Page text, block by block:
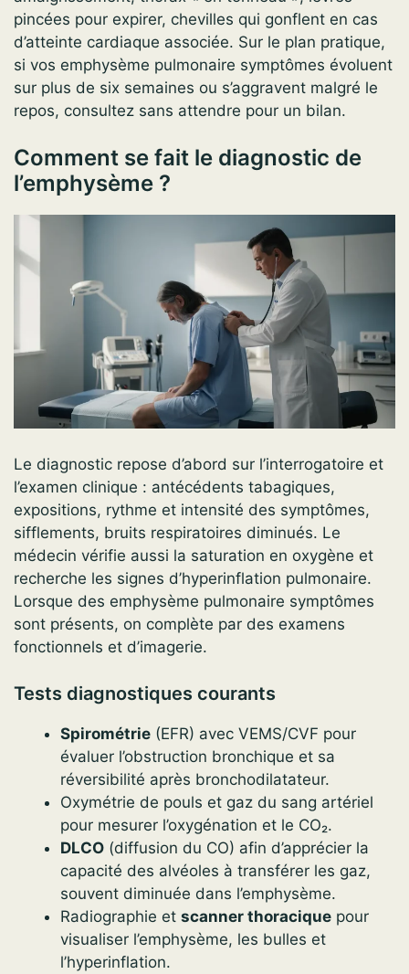
pincées pour expirer, chevilles qui gonflent en cas
d’atteinte cardiaque associée. Sur le plan pratique,
si vos emphysème pulmonaire symptômes évoluent
sur plus de six semaines ou s’aggravent malgré le
repos, consultez sans attendre pour un bilan.
Comment se fait le diagnostic de
l’emphysème ?
Le diagnostic repose d’abord sur l’interrogatoire et
l’examen clinique : antécédents tabagiques,
expositions, rythme et intensité des symptômes,
sifflements, bruits respiratoires diminués. Le
médecin vérifie aussi la saturation en oxygène et
recherche les signes d’hyperinflation pulmonaire.
Lorsque des emphysème pulmonaire symptômes
sont présents, on complète par des examens
fonctionnels et d’imagerie.
Tests diagnostiques courants
Spirométrie (EFR) avec VEMS/CVF pour
évaluer l’obstruction bronchique et sa
réversibilité après bronchodilatateur.
Oxymétrie de pouls et gaz du sang artériel
pour mesurer l’oxygénation et le CO₂.
DLCO (diffusion du CO) afin d’apprécier la
capacité des alvéoles à transférer les gaz,
souvent diminuée dans l’emphysème.
Radiographie et scanner thoracique pour
visualiser l’emphysème, les bulles et
l’hyperinflation.